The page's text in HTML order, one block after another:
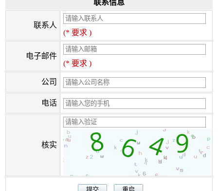
联系信息
联系人
(* 要求 )
电子邮件
(* 要求 )
公司
电话
核实